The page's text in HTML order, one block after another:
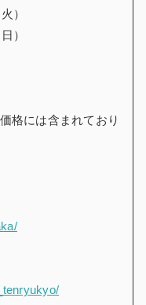
）
）
格には含まれており